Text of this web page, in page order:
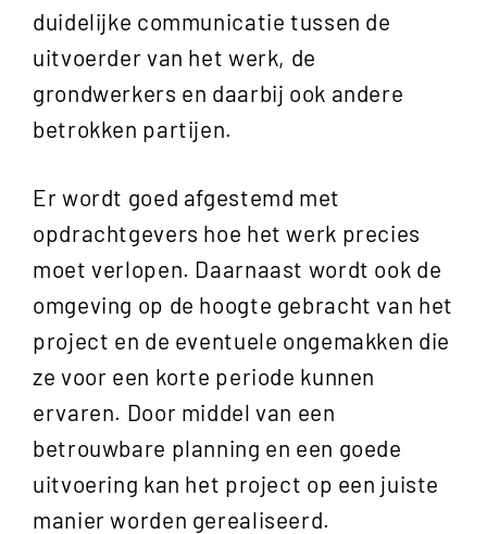
duidelijke communicatie tussen de
uitvoerder van het werk, de
grondwerkers en daarbij ook andere
betrokken partijen.
Er wordt goed afgestemd met
opdrachtgevers hoe het werk precies
moet verlopen. Daarnaast wordt ook de
omgeving op de hoogte gebracht van het
project en de eventuele ongemakken die
ze voor een korte periode kunnen
ervaren. Door middel van een
betrouwbare planning en een goede
uitvoering kan het project op een juiste
manier worden gerealiseerd.